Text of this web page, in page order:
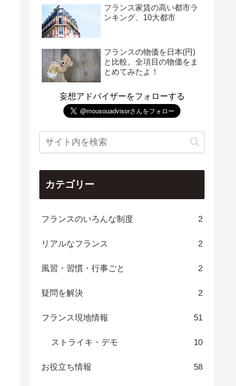
フランス家賃の高い都市ラ
ンキング、10大都市
フランスの物価を日本(円)
と比較。全項目の物価をま
とめてみたよ！
妄想アドバイザーをフォローする
カテゴリー
フランスのいろんな制度 2
リアルなフランス 2
風習・習慣・行事ごと 2
疑問を解決 2
フランス現地情報 51
ストライキ・デモ 10
お役立ち情報 58